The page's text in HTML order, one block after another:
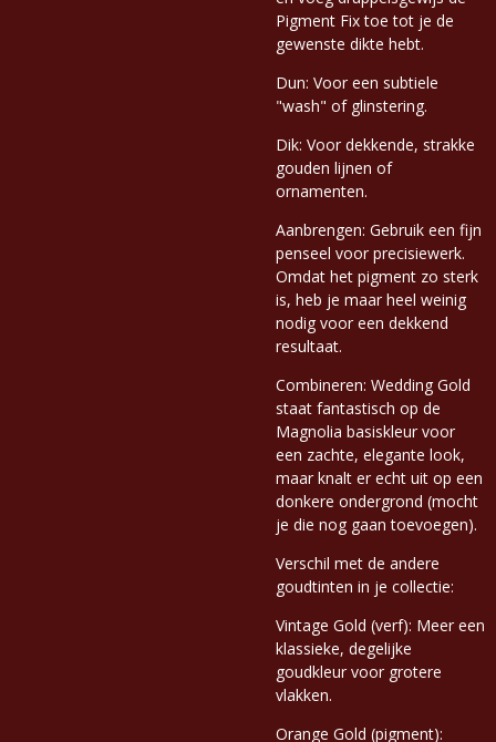
Pigment Fix toe tot je de
gewenste dikte hebt.
Dun: Voor een subtiele
"wash" of glinstering.
Dik: Voor dekkende, strakke
gouden lijnen of
ornamenten.
Aanbrengen: Gebruik een fijn
penseel voor precisiewerk.
Omdat het pigment zo sterk
is, heb je maar heel weinig
nodig voor een dekkend
resultaat.
Combineren: Wedding Gold
staat fantastisch op de
Magnolia basiskleur voor
een zachte, elegante look,
maar knalt er echt uit op een
donkere ondergrond (mocht
je die nog gaan toevoegen).
Verschil met de andere
goudtinten in je collectie:
Vintage Gold (verf): Meer een
klassieke, degelijke
goudkleur voor grotere
vlakken.
Orange Gold (pigment):